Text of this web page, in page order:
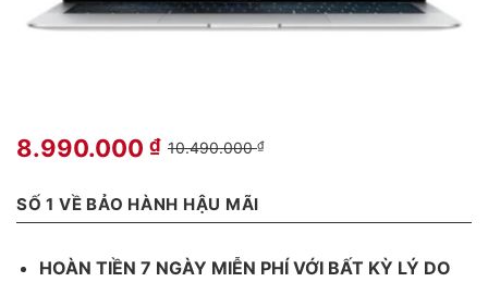
8.990.000 ₫ 10.490.000₫
SỐ 1 VỀ BẢO HÀNH HẬU MÃI
HOÀN TIỀN 7 NGÀY MIỄN PHÍ VỚI BẤT KỲ LÝ DO